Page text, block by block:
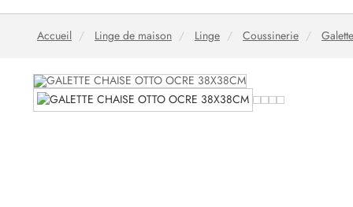
Accueil Linge de maison Linge Coussinerie